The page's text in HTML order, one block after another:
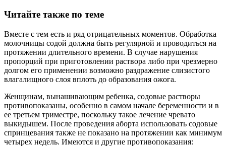
Читайте также по теме
Вместе с тем есть и ряд отрицательных моментов. Обработка
молочницы содой должна быть регулярной и проводиться на
протяжении длительного времени. В случае нарушения
пропорций при приготовлении раствора либо при чрезмерно
долгом его применении возможно раздражение слизистого
влагалищного слоя вплоть до образования ожога.
Женщинам, вынашивающим ребенка, содовые растворы
противопоказаны, особенно в самом начале беременности и в
ее третьем триместре, поскольку такое лечение чревато
выкидышем. После проведения аборта использовать содовые
спринцевания также не показано на протяжении как минимум
четырех недель. Имеются и другие противопоказания: